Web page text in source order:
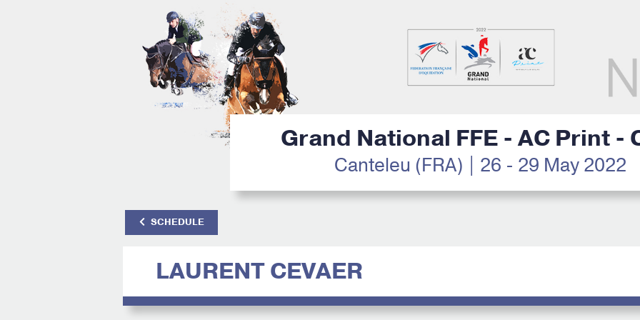
Grand National FFE - AC Print -
Canteleu (FRA) | 26 - 29 May 2022
SCHEDULE
LAURENT CEVAER